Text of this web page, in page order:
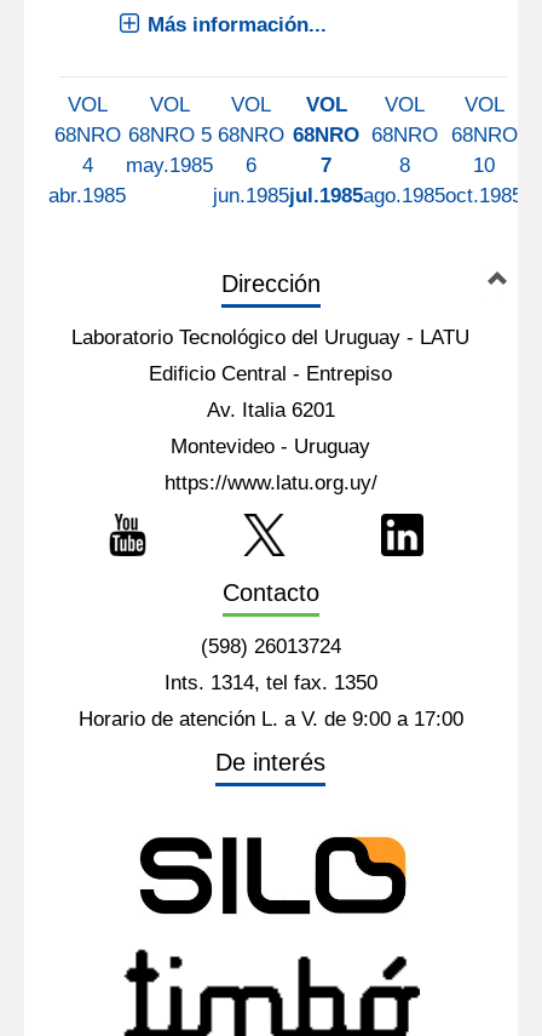
Más información...
VOL
68NRO
4
abr.1985
VOL
68NRO 5
may.1985
VOL
68NRO
6
jun.1985
VOL
68NRO
7
jul.1985
VOL
68NRO
8
ago.1985
VOL
68NRO
10
oct.1985
Dirección
Laboratorio Tecnológico del Uruguay - LATU
Edificio Central - Entrepiso
Av. Italia 6201
Montevideo - Uruguay
https://www.latu.org.uy/
Contacto
(598) 26013724
Ints. 1314, tel fax. 1350
Horario de atención L. a V. de 9:00 a 17:00
De interés